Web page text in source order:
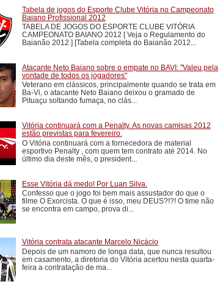
Tabela de jogos do Esporte Clube Vitória no Campeonato
Baiano Profissional 2012
TABELA DE JOGOS DO ESPORTE CLUBE VITÓRIA
CAMPEONATO BAIANO 2012 [ Veja o Regulamento do
Baianão 2012 ] [Tabela completa do Baianão 2012...
Atacante Neto Baiano sobre o empate no BAVI: "Valeu pela
vontade de todos os jogadores"
Veterano em clássicos, principalmente quando se trata em
Ba-Vi, o atacante Neto Baiano deixou o gramado de
Pituaçu soltando fumaça, no clás...
Vitória continuará com a Penalty. As novas camisas 2012
estão previstas para fevereiro.
O Vitória continuará com a fornecedora de material
esportivo Penalty , com quem tem contrato até 2014. No
último dia deste mês, o president...
Esse Vitória dá medo! Por Luan Silva.
Confesso que o jogo foi bem mais assustador do que o
filme O Exorcista. O que é isso, meu DEUS?!?! O time não
se encontra em campo, prova di...
Vitória contrata atacante Marcelo Nicácio
Depois de um namoro de longa data, que nunca resultou
em casamento, a diretoria do Vitória acertou nesta quarta-
feira a contratação de ma...